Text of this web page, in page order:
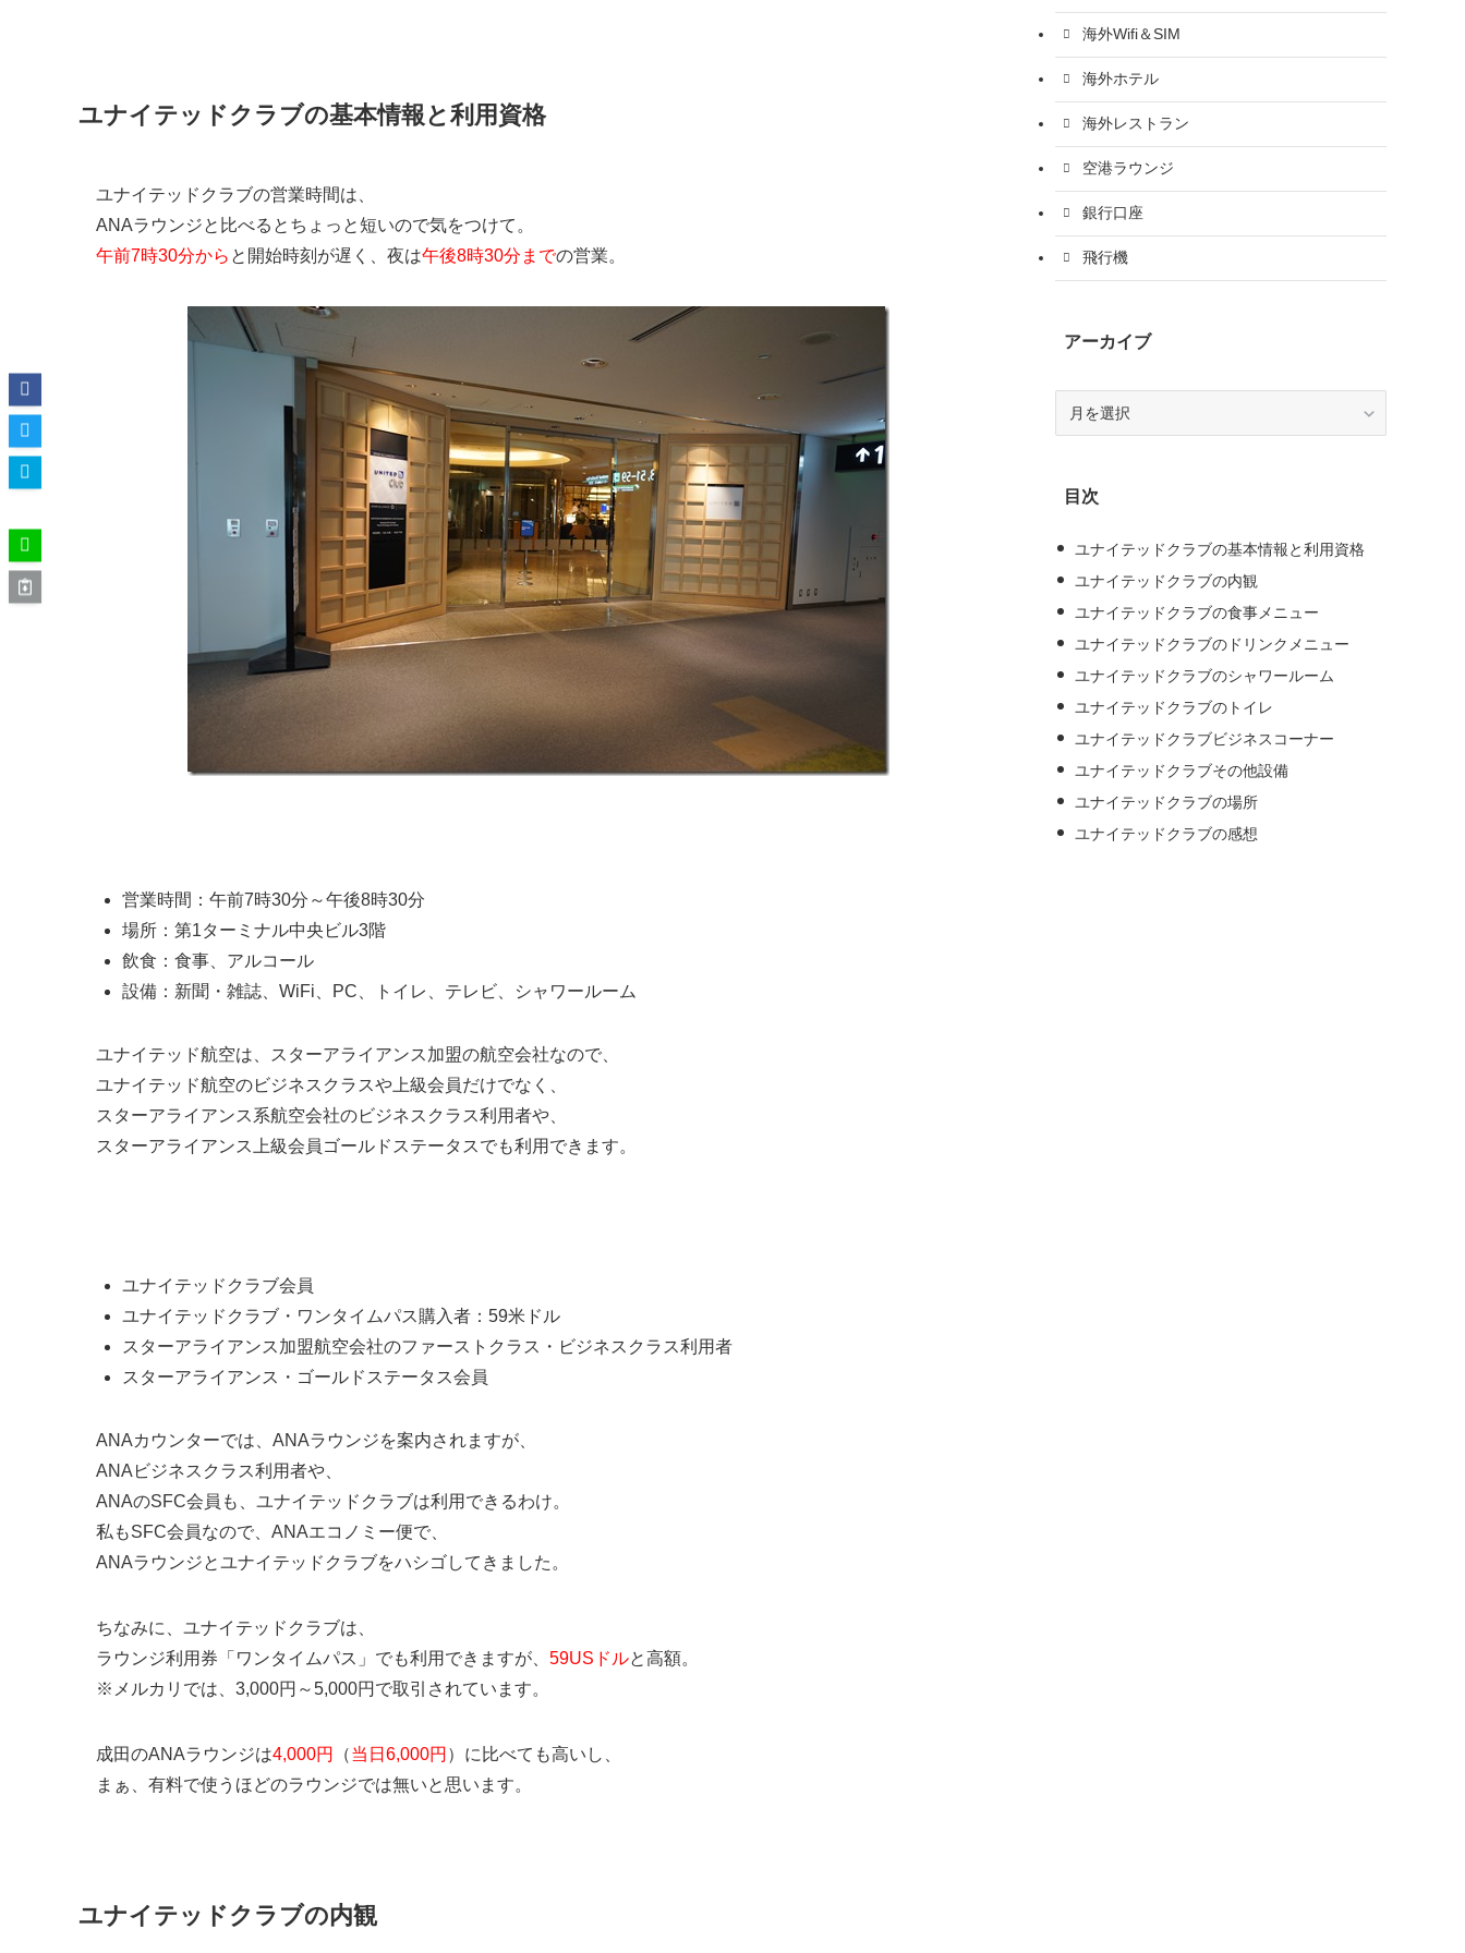
ユナイテッドクラブの基本情報と利用資格
ユナイテッドクラブの営業時間は、
ANAラウンジと比べるとちょっと短いので気をつけて。
午前7時30分から と開始時刻が遅く、夜は午後8時30分までの営業。
営業時間：午前7時30分～午後8時30分
場所：第1ターミナル中央ビル3階
飲食：食事、アルコール
設備：新聞・雑誌、WiFi、PC、トイレ、テレビ、シャワールーム
ユナイテッド航空は、スターアライアンス加盟の航空会社なので、
ユナイテッド航空のビジネスクラスや上級会員だけでなく、
スターアライアンス系航空会社のビジネスクラス利用者や、
スターアライアンス上級会員ゴールドステータスでも利用できます。
ユナイテッドクラブ会員
ユナイテッドクラブ・ワンタイムパス購入者：59米ドル
スターアライアンス加盟航空会社のファーストクラス・ビジネスクラス利用者
スターアライアンス・ゴールドステータス会員
ANAカウンターでは、ANAラウンジを案内されますが、
ANAビジネスクラス利用者や、
ANAのSFC会員も、ユナイテッドクラブは利用できるわけ。
私もSFC会員なので、ANAエコノミー便で、
ANAラウンジとユナイテッドクラブをハシゴしてきました。
ちなみに、ユナイテッドクラブは、
ラウンジ利用券「ワンタイムパス」でも利用できますが、 59USドルと高額。
※メルカリでは、3,000円～5,000円で取引されています。
成田のANAラウンジは4,000円 （当日6,000円 ）に比べても高いし、
まぁ、有料で使うほどのラウンジでは無いと思います。
ユナイテッドクラブの内観
海外Wifi＆SIM
海外ホテル
海外レストラン
空港ラウンジ
銀行口座
飛行機
アーカイブ
ブ目次
ユナイテッドクラブの基本情報と利用資格
ユナイテッドクラブの内観
ユナイテッドクラブの食事メニュー
ユナイテッドクラブのドリンクメニュー
ユナイテッドクラブのシャワールーム
ユナイテッドクラブのトイレ
ユナイテッドクラブビジネスコーナー
ユナイテッドクラブその他設備
ユナイテッドクラブの場所
ユナイテッドクラブの感想